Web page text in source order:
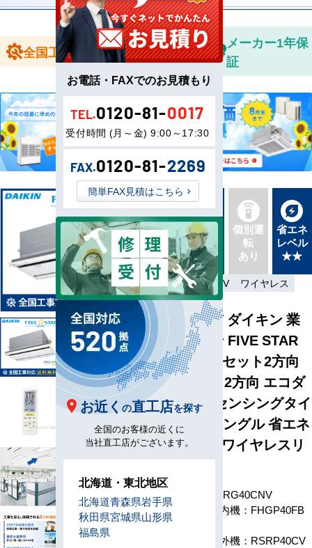
全国工事対応
全国送料無
料
メーカー1年保
証
新品直
送
最新機
種
同機種
タイプ
別あり
個別運
転
あり
省エネ
レベル
★★
省エネ 単相200V ワイヤレス
SSRG40CNV ダイキン 業
務用エアコン FIVE STAR
ZEAS 天井カセット2方向
天井カセット2方向 エコダ
ブルフロー センシングタイ
プ 1.5馬力 シングル 省エネ
型 単相200V ワイヤレスリ
モコン
型番 SSRG40CNV
室内機：FHGP40FB
室外機：RSRP40CV
お電話・FAXでのお見積もり
TEL.0120-81-0017
受付時間 (月～金) 9:00～17:30
FAX.0120-81-2269
簡単FAX見積はこちら
お近く の直工店を探す
全国のお客様の近くに
当社直工店がございます。
北海道・東北地区
北海道青森県岩手県
秋田県宮城県山形県
福島県